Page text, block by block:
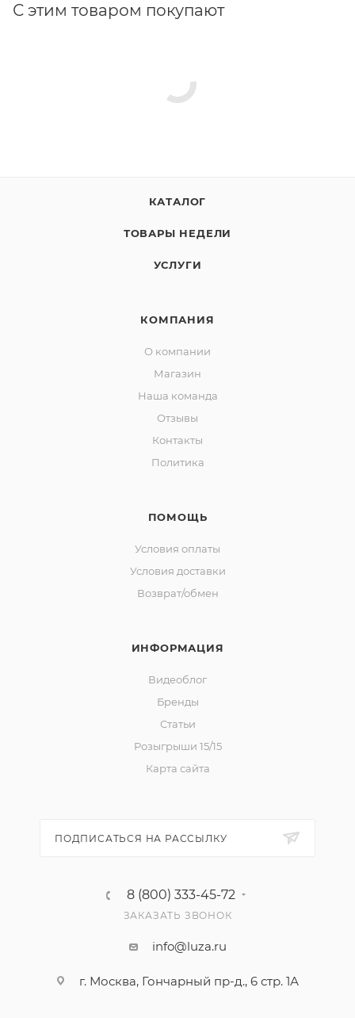
С этим товаром покупают
КАТАЛОГ
ТОВАРЫ НЕДЕЛИ
УСЛУГИ
КОМПАНИЯ
О компании
Магазин
Наша команда
Отзывы
Контакты
Политика
ПОМОЩЬ
Условия оплаты
Условия доставки
Возврат/обмен
ИНФОРМАЦИЯ
Видеоблог
Бренды
Статьи
Розыгрыши 15/15
Карта сайта
ПОДПИСАТЬСЯ НА РАССЫЛКУ
8 (800) 333-45-72
ЗАКАЗАТЬ ЗВОНОК
info@luza.ru
г. Москва, Гончарный пр-д., 6 стр. 1А